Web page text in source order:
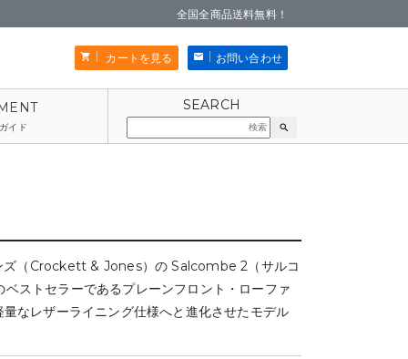
カートを見る お問い合わせ
全国全商品送料無料！
イド search
ズ（Crockett & Jones）の Salcombe 2（サルコ
ストセラーであるプレーンフロント・ローファ
なレザーライニング仕様へと進化させたモデル